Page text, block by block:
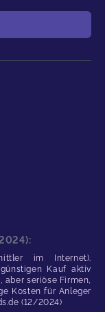
im Internet).
Kauf aktiv
aber seriöse Firmen,
Kosten für Anleger
(12/2024)